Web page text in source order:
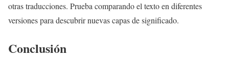
otras traducciones. Prueba comparando el texto en diferentes
versiones para descubrir nuevas capas de significado.
Conclusión